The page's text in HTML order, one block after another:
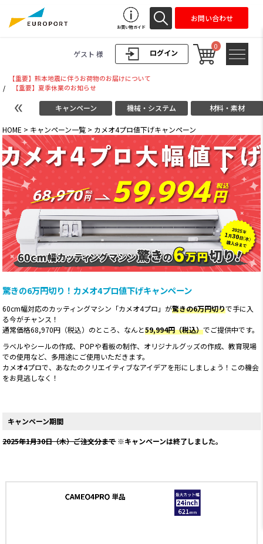
ログイン
ゲスト 様
0
お買い物ガイド
お問い合わせ
【重要】熊本地震に伴うお荷物のお届けについて
/
【重要】夏季休業のお知らせ
キャンペーン 機械・システム 材料・素材
HOME > キャンペーン一覧 > カメオ4プロ値下げキャンペーン
驚きの6万円切り！カメオ4プロ値下げキャンペーン
60cm幅対応のカッティングマシン「カメオ4プロ」が驚きの6万円切りで手に入
る今がチャンス！
通常価格68,970円（税込）のところ、なんと59,994円（税込）でご提供中です。
ラベルやシールの作成、POPや看板の制作、オリジナルグッズの作成、教育現場
での使用など、多用途にご使用いただきます。
カメオ4プロで、あなたのクリエイティブなアイデアを形にしましょう！この機会
をお見逃しなく！
キャンペーン期間
2025年1月30日（木）ご注文分まで※キャンペーンは終了しました。